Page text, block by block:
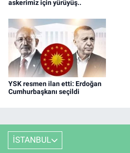
askerimiz için yürüyüş..
YSK resmen ilan etti: Erdoğan
Cumhurbaşkanı seçildi
İSTANBUL